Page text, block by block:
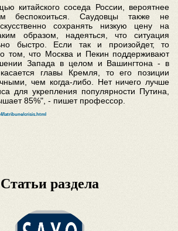
китайского соседа России, вероятнее
Саудовцы также не
сохранять низкую цену на
образом, надеяться, что ситуация
быстро. Если так и произойдет, то
том, что Москва и Пекин поддерживают
Запада в целом и Вашингтона - в
главы Кремля, то его позиции
чем когда-либо. Нет ничего лучше
для укрепления популярности Путина,
85%", - пишет профессор.
latribune/crisis.html
Статьи раздела